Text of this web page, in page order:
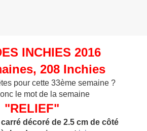
INCHIES 2016
208 Inchies
pour cette 33ème semaine ?
le mot de la semaine
"RELIEF"
décoré de 2.5 cm de côté